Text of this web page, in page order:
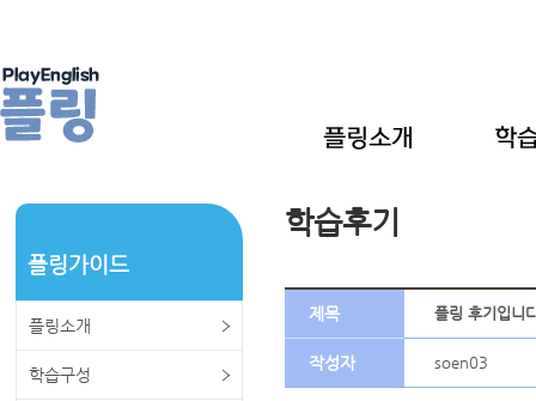
플링가이드
플링소개
학습구성
학습후기
제목 플링 후기입니
작성자 soen03